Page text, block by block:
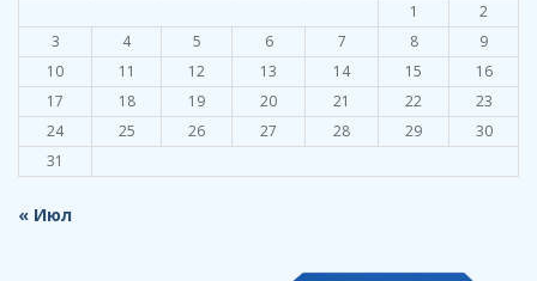
1
2
3
4 5 6 7 8
9
10
11 12 13 14 15
16
17
18 19 20 21 22
23
24
25 26 27 28 29
30
31
« Июл